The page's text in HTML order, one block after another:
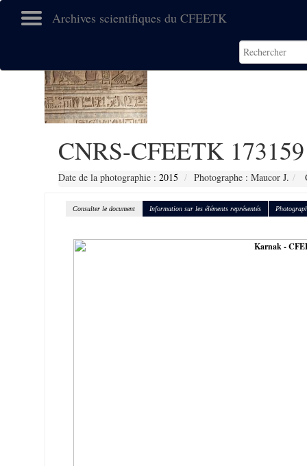
Archives scientifiques du CFEETK
CNRS-CFEETK 173159
Date de la photographie : 2015 Photographe : Maucor J.
Consulter le document Information sur les éléments représentés